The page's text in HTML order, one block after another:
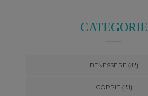
CATEGORIE
BENESSERE (82)
COPPIE (23)